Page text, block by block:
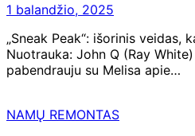
1 balandžio, 2025
„Sneak Peak“: išorinis veidas,
Nuotrauka: John Q (Ray
pabendrauju su Melisa apie…
NAMŲ REMONTAS